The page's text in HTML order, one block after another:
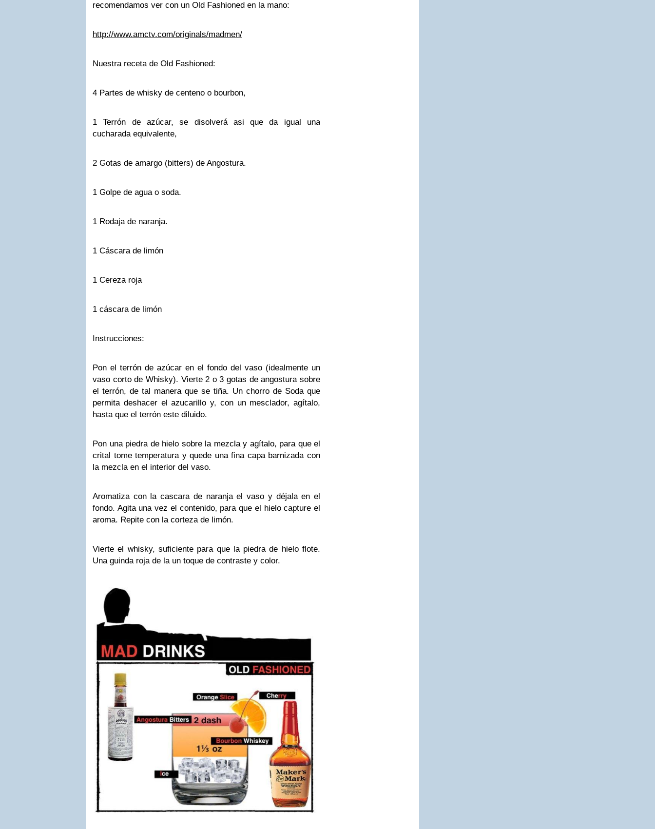
recomendamos ver con un Old Fashioned en la mano:
http://www.amctv.com/originals/madmen/
Nuestra receta de Old Fashioned:
4 Partes de whisky de centeno o bourbon,
1 Terrón de azúcar, se disolverá asi que da igual una
cucharada equivalente,
2 Gotas de amargo (bitters) de Angostura.
1 Golpe de agua o soda.
1 Rodaja de naranja.
1 Cáscara de limón
1 Cereza roja
1 cáscara de limón
Instrucciones:
Pon el terrón de azúcar en el fondo del vaso (idealmente un
vaso corto de Whisky). Vierte 2 o 3 gotas de angostura sobre
el terrón, de tal manera que se tiña. Un chorro de Soda que
permita deshacer el azucarillo y, con un mesclador, agítalo,
hasta que el terrón este diluido.
Pon una piedra de hielo sobre la mezcla y agítalo, para que el
crital tome temperatura y quede una fina capa barnizada con
la mezcla en el interior del vaso.
Aromatiza con la cascara de naranja el vaso y déjala en el
fondo. Agita una vez el contenido, para que el hielo capture el
aroma. Repite con la corteza de limón.
Vierte el whisky, suficiente para que la piedra de hielo flote.
Una guinda roja de la un toque de contraste y color.